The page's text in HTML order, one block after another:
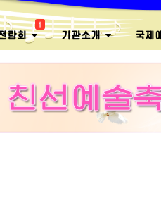
람회
1
기관소개 국제